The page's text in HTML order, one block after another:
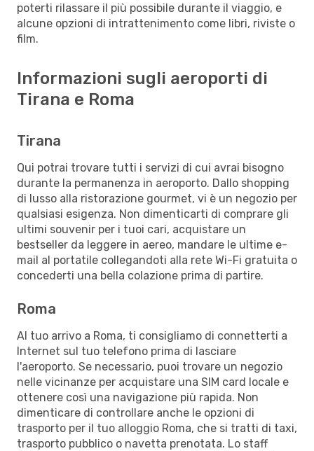
poterti rilassare il più possibile durante il viaggio, e
alcune opzioni di intrattenimento come libri, riviste o
film.
Informazioni sugli aeroporti di
Tirana e Roma
Tirana
Qui potrai trovare tutti i servizi di cui avrai bisogno
durante la permanenza in aeroporto. Dallo shopping
di lusso alla ristorazione gourmet, vi è un negozio per
qualsiasi esigenza. Non dimenticarti di comprare gli
ultimi souvenir per i tuoi cari, acquistare un
bestseller da leggere in aereo, mandare le ultime e-
mail al portatile collegandoti alla rete Wi-Fi gratuita o
concederti una bella colazione prima di partire.
Roma
Al tuo arrivo a Roma, ti consigliamo di connetterti a
Internet sul tuo telefono prima di lasciare
l'aeroporto. Se necessario, puoi trovare un negozio
nelle vicinanze per acquistare una SIM card locale e
ottenere così una navigazione più rapida. Non
dimenticare di controllare anche le opzioni di
trasporto per il tuo alloggio Roma, che si tratti di taxi,
trasporto pubblico o navetta prenotata. Lo staff